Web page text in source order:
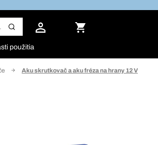
použitia
Aku skrutkovač a aku fréza na hrany 12 V